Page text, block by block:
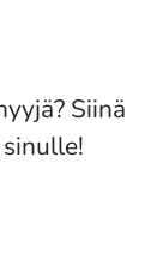
Siinä